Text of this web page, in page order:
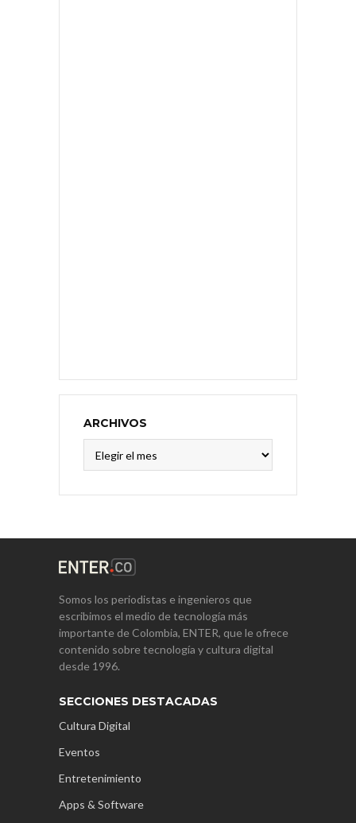
ARCHIVOS
Somos los periodistas e ingenieros que
escribimos el medio de tecnología más
importante de Colombia, ENTER, que le ofrece
contenido sobre tecnología y cultura digital
desde 1996.
SECCIONES DESTACADAS
Cultura Digital
Eventos
Entretenimiento
Apps & Software